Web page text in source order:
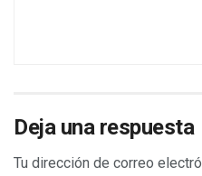
Deja una respuesta
Tu dirección de correo